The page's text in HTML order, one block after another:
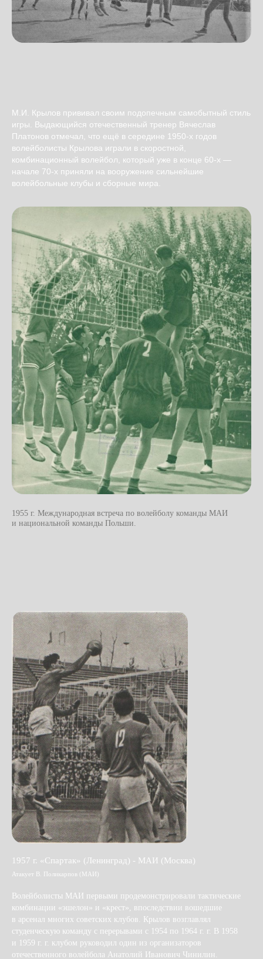
М.И. Крылов прививал своим подопечным самобытный стиль
игры. Выдающийся отечественный тренер Вячеслав
Платонов отмечал, что ещё в середине 1950-х годов
волейболисты Крылова играли в скоростной,
комбинационный волейбол, который уже в конце 60-х —
начале 70-х приняли на вооружение сильнейшие
волейбольные клубы и сборные мира.
1955 г. Международная встреча по волейболу команды МАИ
и национальной команды Польши.
1957 г. «Спартак» (Ленинград) - МАИ (Москва)
Атакует В. Поликарпов (МАИ)
Волейболисты МАИ первыми продемонстрировали тактические
комбинации «эшелон» и «крест», впоследствии вошедшие
в арсенал многих советских клубов. Крылов возглавлял
студенческую команду с перерывами с 1954 по 1964 г. г. В 1958
и 1959 г. г. клубом руководил один из организаторов
отечественного волейбола Анатолий Иванович Чинилин.